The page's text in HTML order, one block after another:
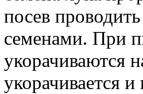
посев
семенами. При
укорачиваются
укорачивается